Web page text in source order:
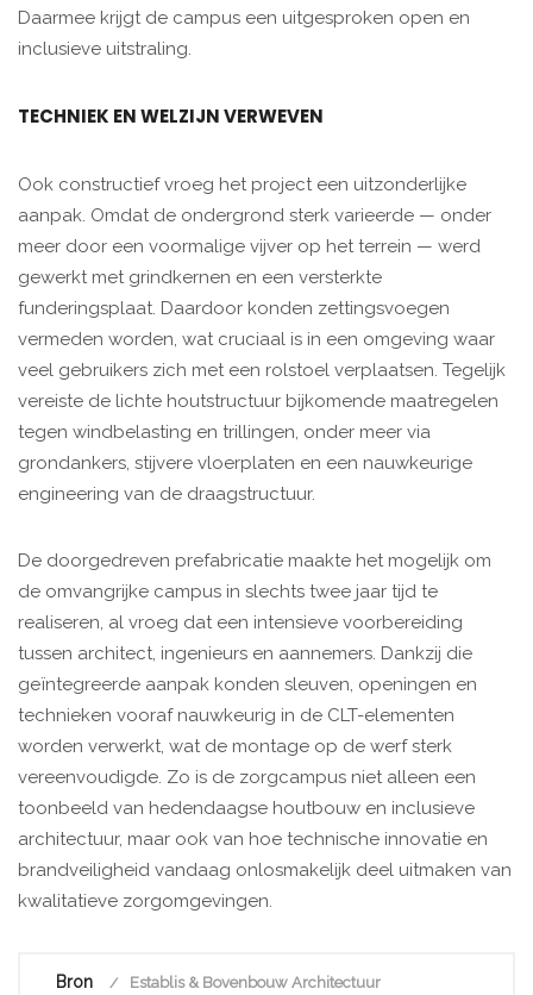
Daarmee krijgt de campus een uitgesproken open en
inclusieve uitstraling.
TECHNIEK EN WELZIJN VERWEVEN
Ook constructief vroeg het project een uitzonderlijke
aanpak. Omdat de ondergrond sterk varieerde — onder
meer door een voormalige vijver op het terrein — werd
gewerkt met grindkernen en een versterkte
funderingsplaat. Daardoor konden zettingsvoegen
vermeden worden, wat cruciaal is in een omgeving waar
veel gebruikers zich met een rolstoel verplaatsen. Tegelijk
vereiste de lichte houtstructuur bijkomende maatregelen
tegen windbelasting en trillingen, onder meer via
grondankers, stijvere vloerplaten en een nauwkeurige
engineering van de draagstructuur.
De doorgedreven prefabricatie maakte het mogelijk om
de omvangrijke campus in slechts twee jaar tijd te
realiseren, al vroeg dat een intensieve voorbereiding
tussen architect, ingenieurs en aannemers. Dankzij die
geïntegreerde aanpak konden sleuven, openingen en
technieken vooraf nauwkeurig in de CLT-elementen
worden verwerkt, wat de montage op de werf sterk
vereenvoudigde. Zo is de zorgcampus niet alleen een
toonbeeld van hedendaagse houtbouw en inclusieve
architectuur, maar ook van hoe technische innovatie en
brandveiligheid vandaag onlosmakelijk deel uitmaken van
kwalitatieve zorgomgevingen.
Bron Establis & Bovenbouw Architectuur